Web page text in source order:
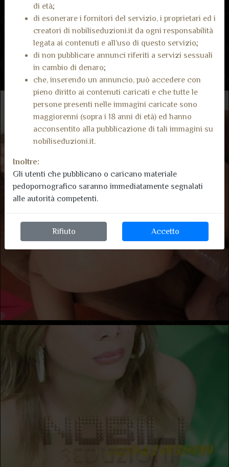
Non ci sono ancora recensioni.
di età;
di esonerare i fornitori del servizio, i proprietari ed i
creatori di nobiliseduzioni.it da ogni responsabilità
legata ai contenuti e all’uso di questo servizio;
di non pubblicare annunci riferiti a servizi sessuali
in cambio di denaro;
che, inserendo un annuncio, può accedere con
pieno diritto ai contenuti caricati e che tutte le
persone presenti nelle immagini caricate sono
maggiorenni (sopra i 18 anni di età) ed hanno
acconsentito alla pubblicazione di tali immagini su
nobiliseduzioni.it.
Inoltre:
Gli utenti che pubblicano o caricano materiale
pedopornografico saranno immediatamente segnalati
alle autorità competenti.
Rifiuto Accetto